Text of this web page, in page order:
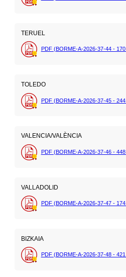
TERUEL
PDF (BORME-A-2026-37-44 - 170
TOLEDO
PDF (BORME-A-2026-37-45 - 244
VALENCIA/VALÈNCIA
PDF (BORME-A-2026-37-46 - 448
VALLADOLID
PDF (BORME-A-2026-37-47 - 174
BIZKAIA
PDF (BORME-A-2026-37-48 - 421